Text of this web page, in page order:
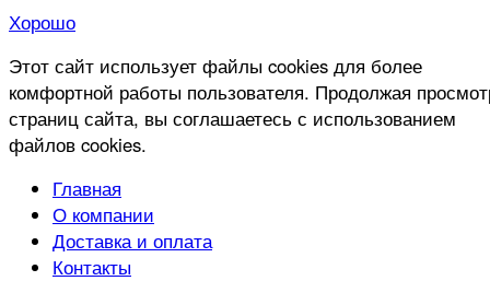
Хорошо
Этот сайт использует файлы cookies для более
комфортной работы пользователя. Продолжая
страниц сайта, вы соглашаетесь с использованием
файлов cookies.
Главная
О компании
Доставка и оплата
Контакты